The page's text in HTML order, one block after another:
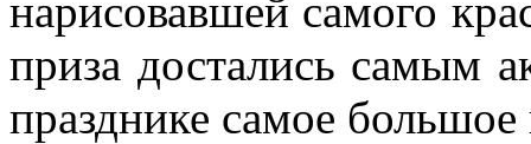
нарисовавшей самого
приза достались самым
празднике самое большое